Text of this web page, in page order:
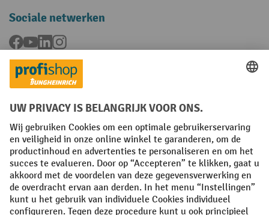
Sociale netwerken
Facebook
YouTubeLinkedInInstagram
Talen
FR NL
Algemene verkoopvoorwaarden Copyright
Privacyverklaring Privacy-instellingen